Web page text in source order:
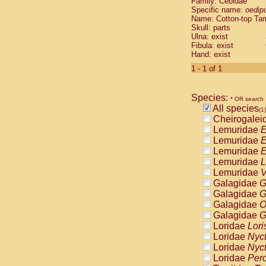
Cebidae
Cebidae
Cebidae
Cebidae
Cebidae
Cebidae
Cebidae
Cebidae
Cebidae
Cebidae
Cebidae
Cebidae
Atelidae
Atelidae
Atelidae
Atelidae
Atelidae
Atelidae
Atelidae
Atelidae
Atelidae
Atelidae
Pitheciidae
Specific name:
Name: Cotton-top
Skull: parts
Ulna: exist
Fibula: exist
Hand: exist
1 - 1 of 1
Species: * OR search
All species(1)
Lemuridae
Lemuridae
Lemuridae
Lemuridae
Lemuridae
Galagidae
Galagidae
Galagidae
Galagidae
Loridae
Loridae
Loridae
Loridae